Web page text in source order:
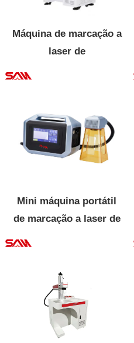
Máquina de marcação a
laser de
Mini máquina portátil
de marcação a laser de